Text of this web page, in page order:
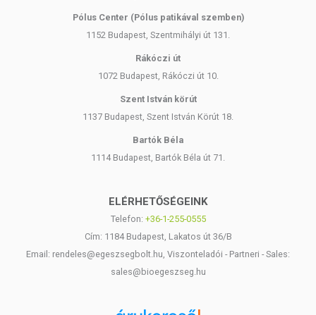
Pólus Center (Pólus patikával szemben)
1152 Budapest, Szentmihályi út 131.
Rákóczi út
1072 Budapest, Rákóczi út 10.
Szent István körút
1137 Budapest, Szent István Körút 18.
Bartók Béla
1114 Budapest, Bartók Béla út 71.
ELÉRHETŐSÉGEINK
Telefon: +36-1-255-0555
Cím: 1184 Budapest, Lakatos út 36/B
Email: rendeles@egeszsegbolt.hu, Viszonteladói - Partneri - Sales:
sales@bioegeszseg.hu